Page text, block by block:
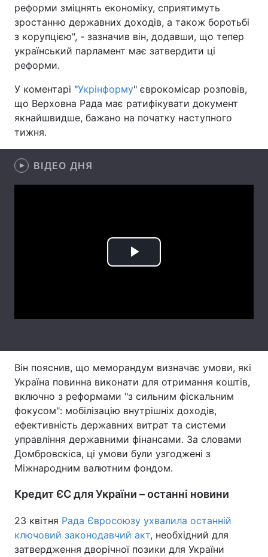
Здоров'я Туризм
Цікавинки Погода
Екологія
Лонгріди
Відео з Youtube
Інтерв'ю
Архів Вакансії
Тема оформлення
реформи зміцнять економіку, сприятимуть
зростанню державних доходів, а також боротьбі
з корупцією", - зазначив він, додавши, що тепер
український парламент має затвердити ці
реформи.
У коментарі "Укрінформу" єврокомісар розповів,
що Верховна Рада має ратифікувати документ
якнайшвидше, бажано на початку наступного
тижня.
ВІДЕО ДНЯ
Play
Він пояснив, що меморандум визначає умови, які
Україна повинна виконати для отримання коштів,
включно з реформами "з сильним фіскальним
фокусом": мобілізацію внутрішніх доходів,
ефективність державних витрат та системи
управління державними фінансами. За словами
Домбровскіса, ці умови були узгоджені з
Міжнародним валютним фондом.
Кредит ЄС для України – останні новини
23 квітня Рада Євросоюзу ухвалила останній
ключовий законодавчий акт, необхідний для
затвердження дворічної позики для України